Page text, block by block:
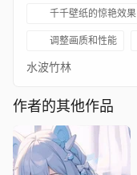
千千壁纸的惊艳效果
调整画质和性能
水波竹林
作者的其他作品